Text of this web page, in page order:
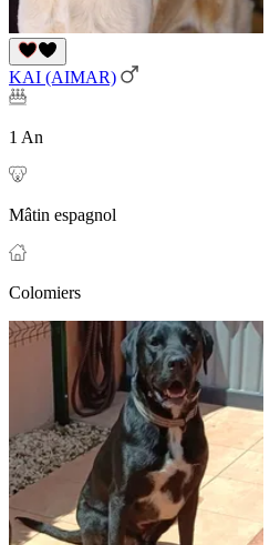
KAI (AIMAR)
1 An
Mâtin espagnol
Colomiers